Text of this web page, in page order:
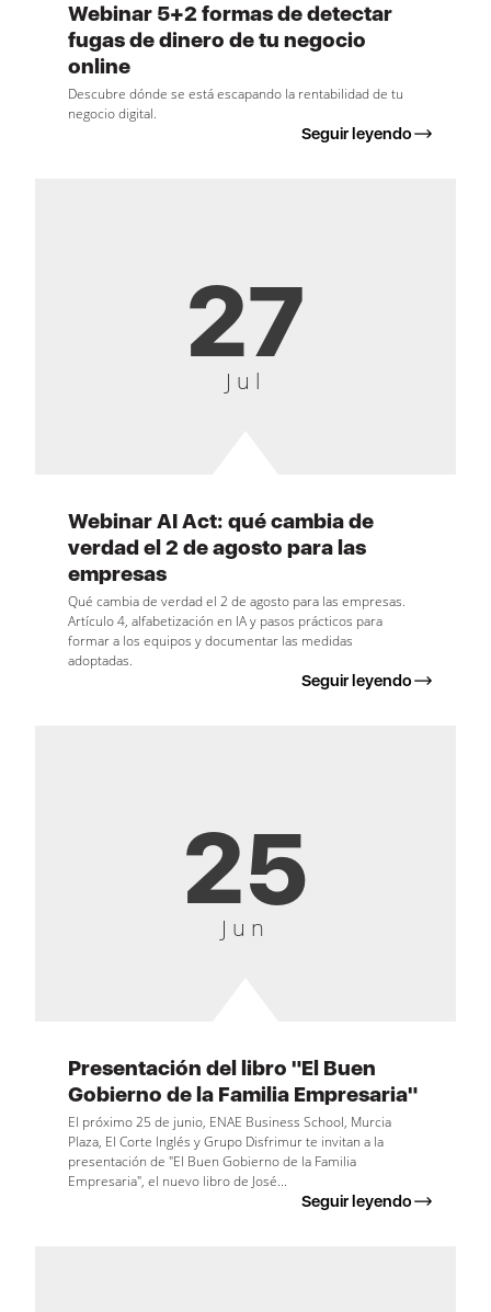
Webinar 5+2 formas de detectar
fugas de dinero de tu negocio
online
Descubre dónde se está escapando la rentabilidad de tu
negocio digital.
Seguir leyendo
27
Jul
Webinar AI Act: qué cambia de
verdad el 2 de agosto para las
empresas
Qué cambia de verdad el 2 de agosto para las empresas.
Artículo 4, alfabetización en IA y pasos prácticos para
formar a los equipos y documentar las medidas
adoptadas.
Seguir leyendo
25
Jun
Presentación del libro "El Buen
Gobierno de la Familia Empresaria"
El próximo 25 de junio, ENAE Business School, Murcia
Plaza, El Corte Inglés y Grupo Disfrimur te invitan a la
presentación de "El Buen Gobierno de la Familia
Empresaria", el nuevo libro de José...
Seguir leyendo